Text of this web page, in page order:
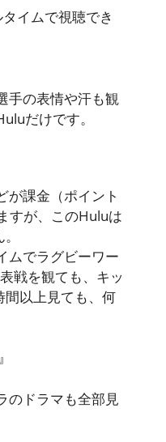
イムで視聴でき
手の表情や汗も観
だけです。
が課金（ポイント
すが、このHuluは
。
ムでラグビーワー
戦を観ても、キッ
間以上見ても、何
のドラマも全部見